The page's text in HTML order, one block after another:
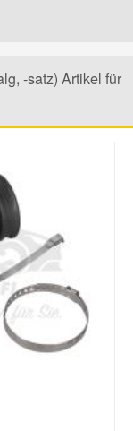
-satz) Artikel für